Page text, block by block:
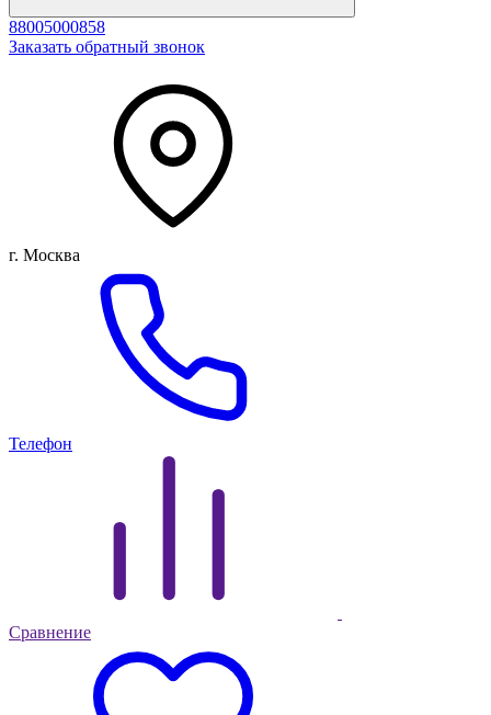
88005000858
Заказать обратный звонок
г. Москва
Телефон
Сравнение